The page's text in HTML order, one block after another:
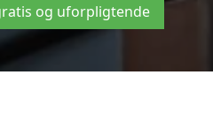
og uforpligtende